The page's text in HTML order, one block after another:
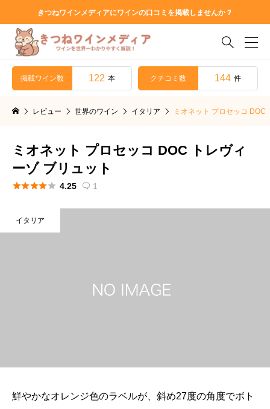
きつねワインメディアにワインの口コミを掲載しませんか？

掲載ワイン数 122 本 クチコミ数 144 件
レビュー 世界のワイン イタリア ミオネット プロセッコ DOC
ミオネット プロセッコ DOC トレヴィ
ーゾ ブリュット
 4.25  1
イタリア
鮮やかなオレンジ色のラベルが、斜め27度の角度でボト